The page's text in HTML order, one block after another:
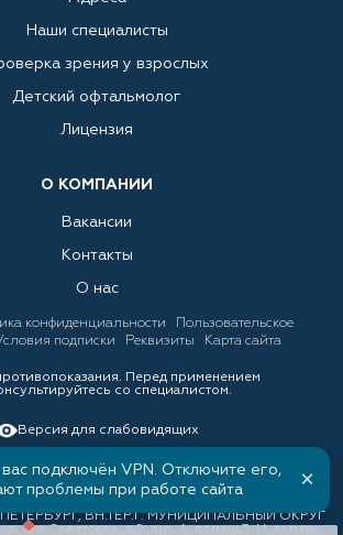
Наши специалисты
зрения у взрослых
Детский офтальмолог
Лицензия
О КОМПАНИИ
Вакансии
Контакты
О нас
конфиденциальности
Пользовательское
подписки Реквизиты Карта сайта
Перед применением
со специалистом.
Версия для слабовидящих
ВН.ТЕР.Г. МУНИЦИПАЛЬНЫЙ ОКРУГ
3-я Советская, д.9, лит. А, помещ.3-Н, помещ.
подключён VPN. Отключите его,
проблемы при работе сайта
×